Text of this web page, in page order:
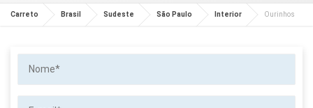
Carreto Brasil Sudeste São Paulo Interior Ourinhos